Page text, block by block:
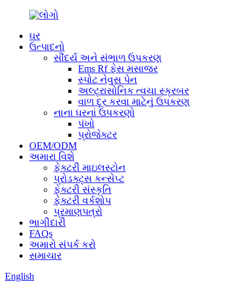
ઘર
ઉત્પાદનો
સૌંદર્ય અને સંભાળ ઉપકરણ
Ems Rf ફેસ મસાજર
સ્પોટ નેવુસ પેન
અલ્ટ્રાસોનિક ત્વચા સ્ક્રબર
વાળ દૂર કરવા માટેનું ઉપકરણ
નાના ઘરનાં ઉપકરણો
પંખો
પ્રોજેક્ટર
OEM/ODM
અમારા વિશે
ફેક્ટરી માઇલસ્ટોન
પ્રોડક્ટ્સ કન્સેપ્ટ
ફેક્ટરી સંસ્કૃતિ
ફેક્ટરી વર્કશોપ
પ્રમાણપત્રો
ભાગીદારી
FAQs
અમારો સંપર્ક કરો
સમાચાર
English